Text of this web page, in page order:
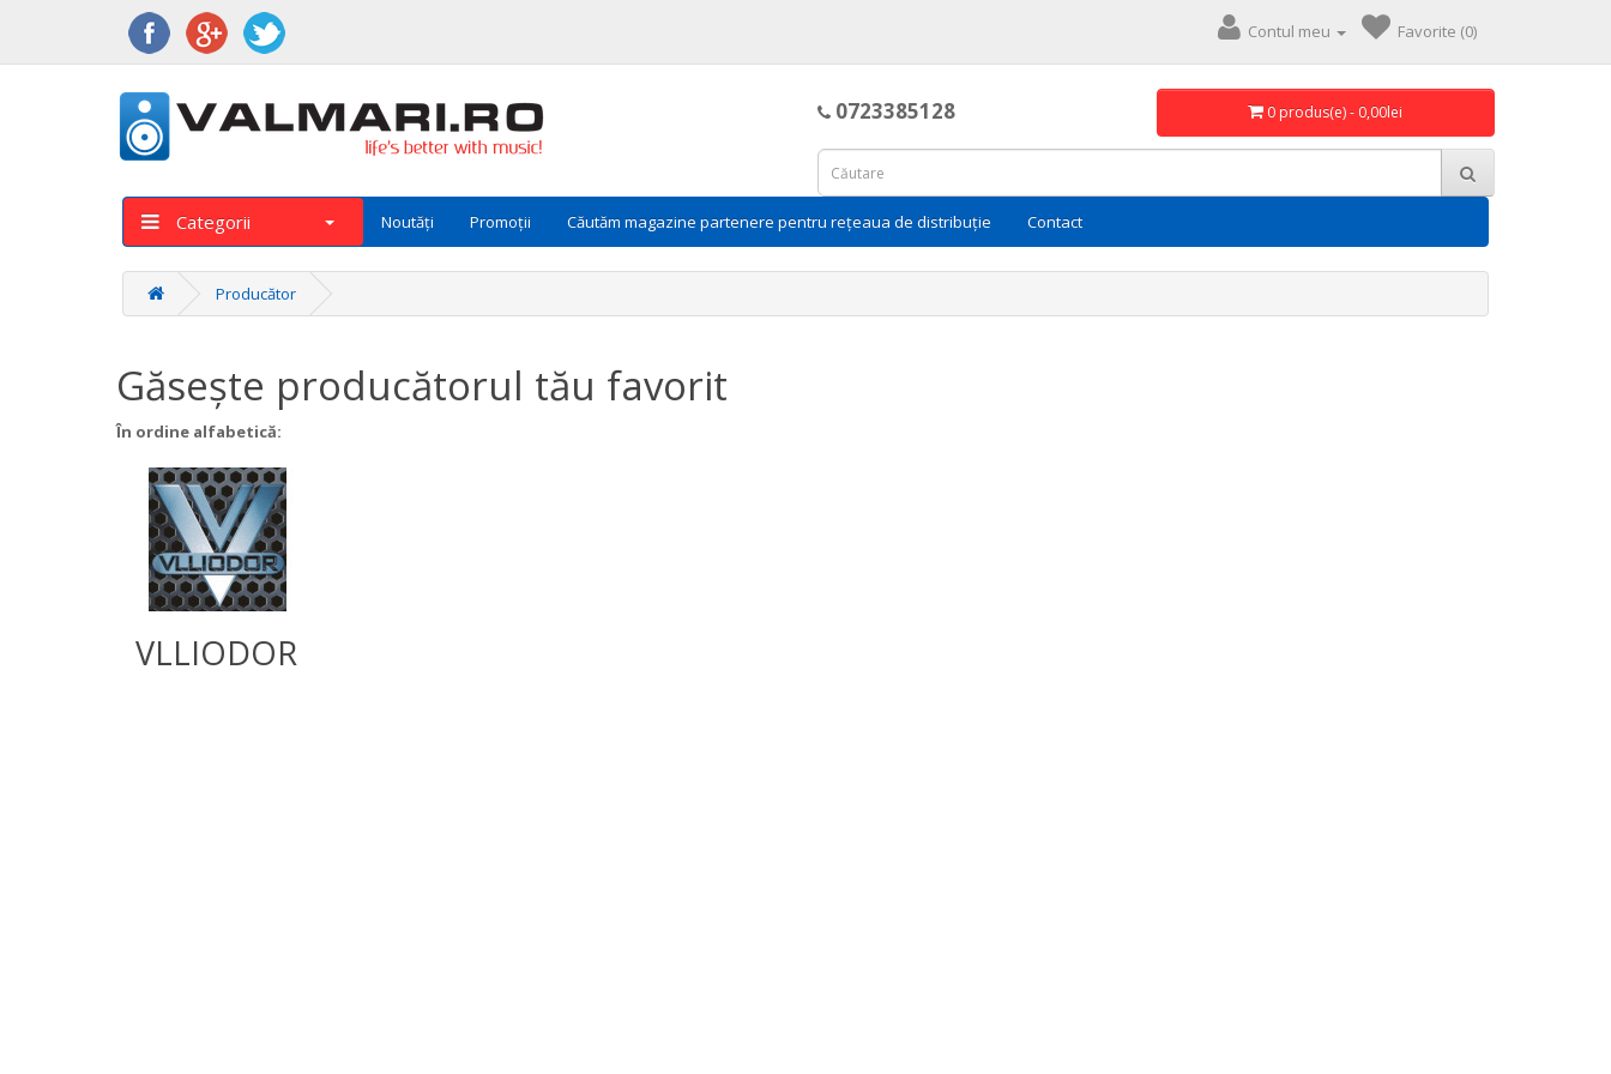
Contul meu Favorite (0)
0723385128 0 produs(e) - 0,00lei
Categorii Noutăți Promoții Căutăm magazine partenere pentru rețeaua de distribuție Contact
Producător
Găseşte producătorul tău favorit
În ordine alfabetică:
VLLIODOR